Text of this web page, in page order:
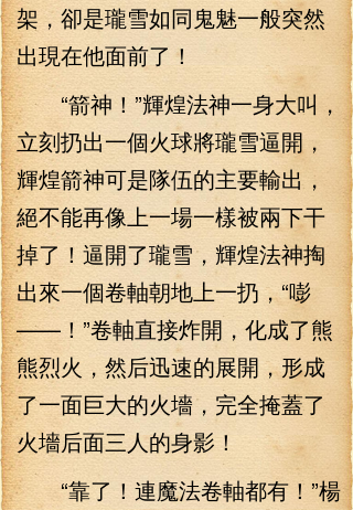
架，卻是瓏雪如同鬼魅一般突然
出現在他面前了！
“箭神！”輝煌法神一身大叫，
立刻扔出一個火球將瓏雪逼開，
輝煌箭神可是隊伍的主要輸出，
絕不能再像上一場一樣被兩下干
掉了！逼開了瓏雪，輝煌法神掏
出來一個卷軸朝地上一扔，“嘭
——！”卷軸直接炸開，化成了熊
熊烈火，然后迅速的展開，形成
了一面巨大的火墻，完全掩蓋了
火墻后面三人的身影！
“靠了！連魔法卷軸都有！”楊